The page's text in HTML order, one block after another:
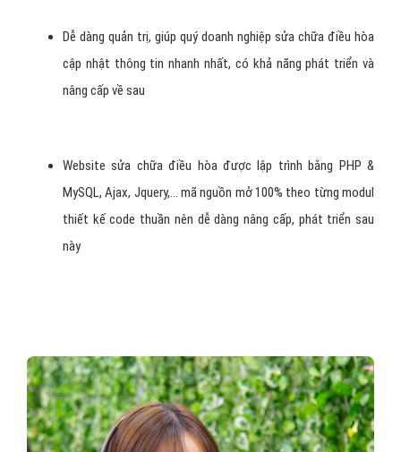
Dễ dàng quản trị, giúp quý doanh nghiệp sửa chữa điều hòa
cập nhật thông tin nhanh nhất, có khả năng phát triển và
nâng cấp về sau
Website sửa chữa điều hòa được lập trình bằng PHP &
MySQL, Ajax, Jquery,... mã nguồn mở 100% theo từng modul
thiết kế code thuần nên dễ dàng nâng cấp, phát triển sau
này